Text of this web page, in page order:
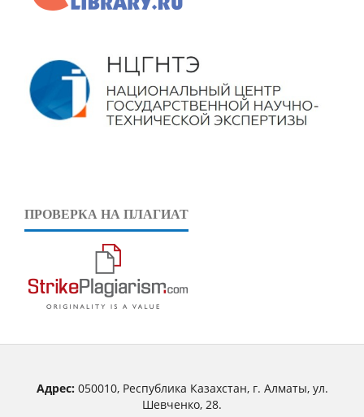
ПРОВЕРКА НА ПЛАГИАТ
Адрес:050010, Республика Казахстан, г. Алматы, ул.
Шевченко, 28.